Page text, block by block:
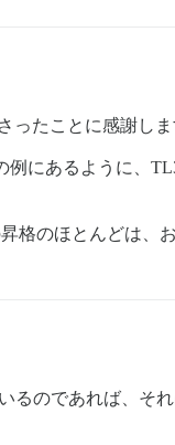
ったことに感謝しま
にあるように、
格のほとんどは、
るのであれば、